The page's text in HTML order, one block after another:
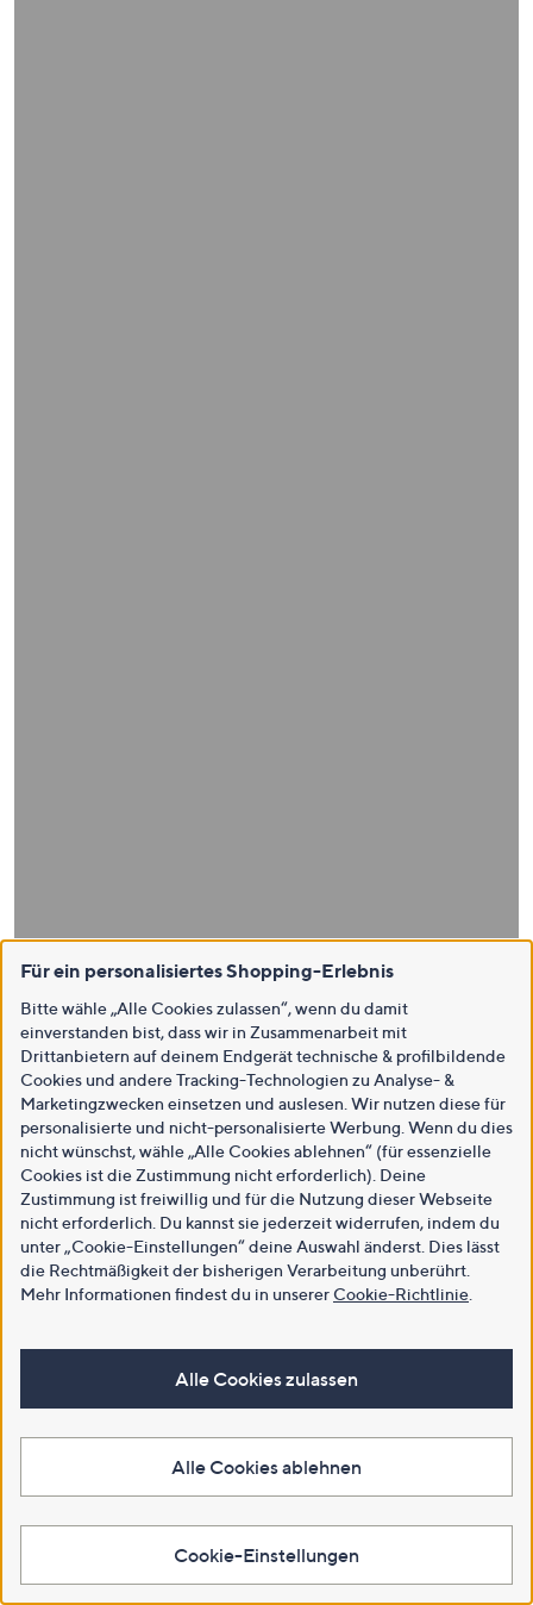
Für ein personalisiertes Shopping-Erlebnis
Bitte wähle „Alle Cookies zulassen“, wenn du damit
einverstanden bist, dass wir in Zusammenarbeit mit
Drittanbietern auf deinem Endgerät technische & profilbildende
Cookies und andere Tracking-Technologien zu Analyse- &
Marketingzwecken einsetzen und auslesen. Wir nutzen diese für
personalisierte und nicht-personalisierte Werbung. Wenn du dies
nicht wünschst, wähle „Alle Cookies ablehnen“ (für essenzielle
Cookies ist die Zustimmung nicht erforderlich). Deine
Zustimmung ist freiwillig und für die Nutzung dieser Webseite
nicht erforderlich. Du kannst sie jederzeit widerrufen, indem du
unter „Cookie-Einstellungen“ deine Auswahl änderst. Dies lässt
die Rechtmäßigkeit der bisherigen Verarbeitung unberührt.
Mehr Informationen findest du in unsererCookie-Richtlinie
Alle Cookies zulassen
Alle Cookies ablehnen
Cookie-Einstellungen